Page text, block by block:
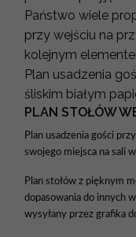
Państwo wiele
przy wejściu na
kolejnym
Plan usadzenia
śliskim białym
PLAN STOŁÓW
Plan usadzenia gości
swojego miejsca na sali
Plan stołów z pięknym
dopasowania do innych
wysyłany przez grafika